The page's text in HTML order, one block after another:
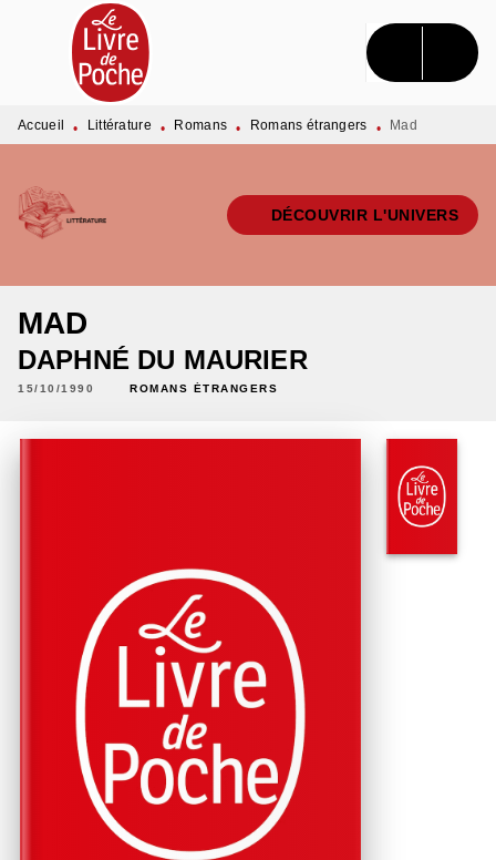
MENU RECHERCHE CONTENU
PIED DE PAGE
Accueil • Littérature • Romans • Romans étrangers • Mad
DÉCOUVRIR L'UNIVERS
MAD
DAPHNÉ DU MAURIER
15/10/1990 ROMANS ÉTRANGERS